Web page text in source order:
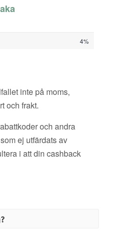
4%
inte på moms,
och frakt.
och andra
ej utfärdats av
i att din cashback